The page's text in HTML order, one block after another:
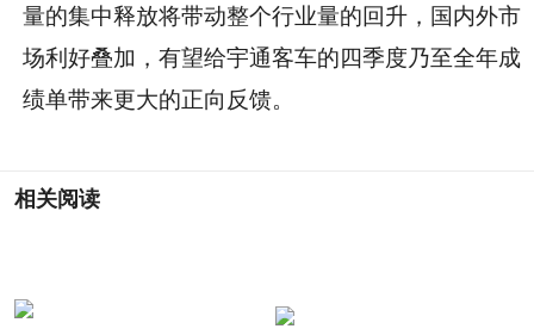
量的集中释放将带动整个行业量的回升，国内外市
场利好叠加，有望给宇通客车的四季度乃至全年成
绩单带来更大的正向反馈。
相关阅读